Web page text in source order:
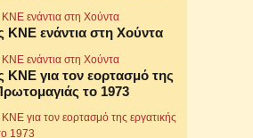
ΚΝΕ ενάντια στη Χούντα
ΚΝΕ για τον εορτασμό της
το 1973